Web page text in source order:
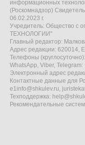
информационных
(Роскомнадзор)
06.02.2023 г.
Учредитель: Общество с
ТЕХНОЛОГИИ"
Главный редактор:
Адрес редакции: 620014,
Телефоны
WhatsApp, Viber,
Электронный адрес
Контактные данные для
e1info@shkulev.ru,
Техподдержка:
Рекомендательные